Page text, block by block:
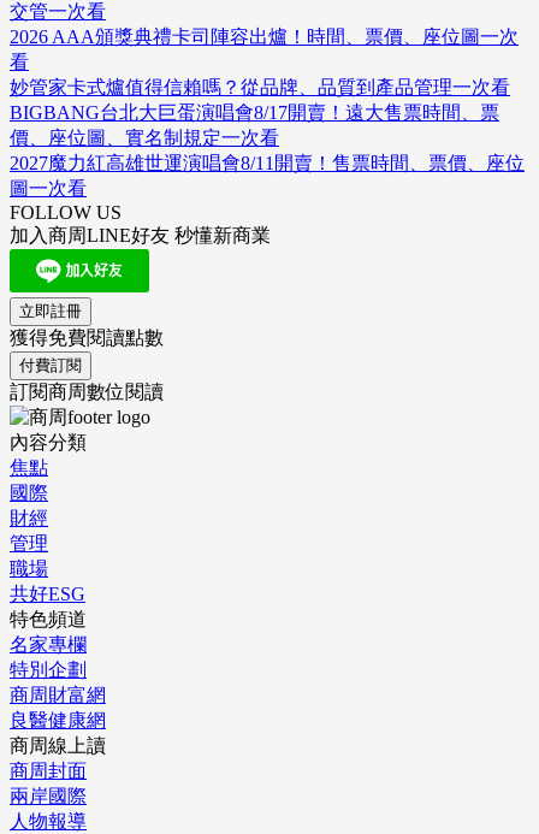
交管一次看
2026 AAA頒獎典禮卡司陣容出爐！時間、票價、座位圖一次
看
妙管家卡式爐值得信賴嗎？從品牌、品質到產品管理一次看
BIGBANG台北大巨蛋演唱會8/17開賣！遠大售票時間、票
價、座位圖、實名制規定一次看
2027魔力紅高雄世運演唱會8/11開賣！售票時間、票價、座位
圖一次看
FOLLOW US
加入商周LINE好友 秒懂新商業
立即註冊
獲得免費閱讀點數
付費訂閱
訂閱商周數位閱讀
內容分類
焦點
國際
財經
管理
職場
共好ESG
特色頻道
名家專欄
特別企劃
商周財富網
良醫健康網
商周線上讀
商周封面
兩岸國際
人物報導